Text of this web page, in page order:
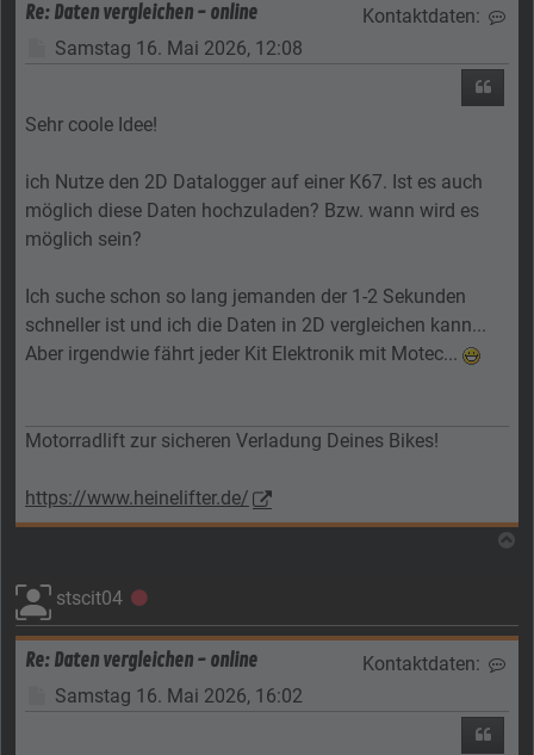
Re: Daten vergleichen - online Kontaktdaten:
Beitrag
Samstag 16. Mai 2026, 12:08
Sehr coole Idee!
ich Nutze den 2D Datalogger auf einer K67. Ist es auch
möglich diese Daten hochzuladen? Bzw. wann wird es
möglich sein?
Ich suche schon so lang jemanden der 1-2 Sekunden
schneller ist und ich die Daten in 2D vergleichen kann...
Aber irgendwie fährt jeder Kit Elektronik mit Motec...
Motorradlift zur sicheren Verladung Deines Bikes!
https://www.heinelifter.de/
stscit04 Offline
Re: Daten vergleichen - online Kontaktdaten:
Beitrag
Samstag 16. Mai 2026, 16:02